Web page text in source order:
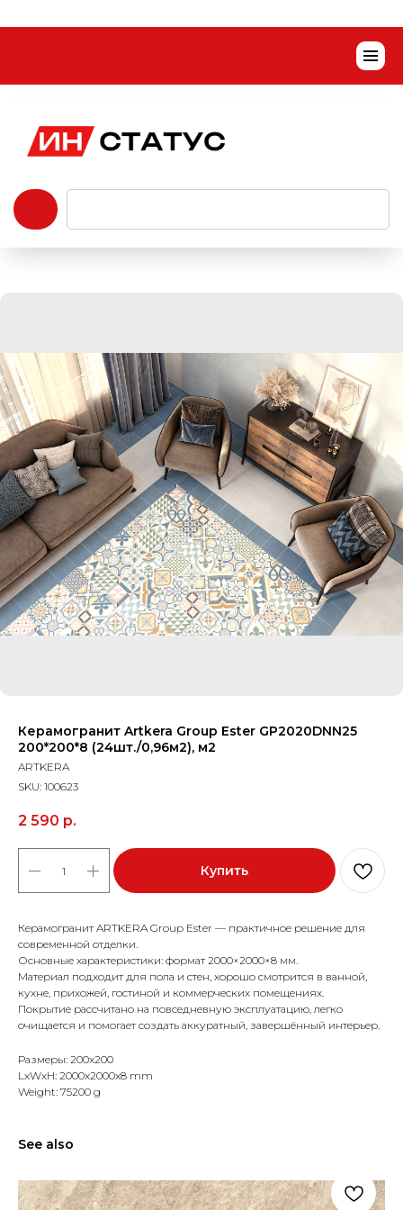
Керамогранит Artkera Group Ester GP2020DNN25
200*200*8 (24шт./0,96м2), м2
ARTKERA
SKU: 100623
2 590 р.
Купить
Керамогранит ARTKERA Group Ester — практичное решение для
современной отделки.
Основные характеристики: формат 2000×2000×8 мм.
Материал подходит для пола и стен, хорошо смотрится в ванной,
кухне, прихожей, гостиной и коммерческих помещениях.
Покрытие рассчитано на повседневную эксплуатацию, легко
очищается и помогает создать аккуратный, завершённый интерьер.
Размеры: 200x200
LxWxH: 2000x2000x8 mm
Weight: 75200 g
See also